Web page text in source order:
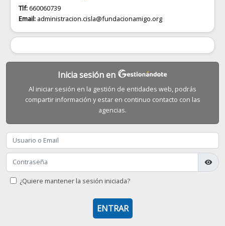
Tlf: 660060739
Email: administracion.cisla@fundacionamigo.org
Inicia sesión en
Al iniciar sesión en la gestión de entidades web, podrás
compartir información y estar en continuo contacto con las
agencias.
visibility
¿Quiere mantener la sesión iniciada?